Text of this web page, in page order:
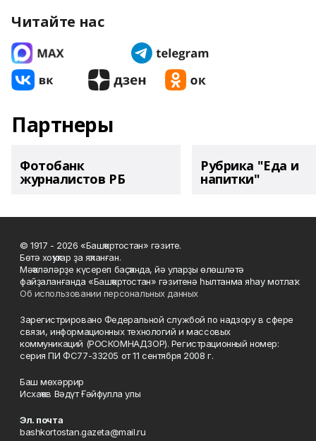
Читайте нас
Партнеры
Фотобанк
журналистов РБ
Рубрика "Еда и
напитки"
© 1917 - 2026 «Башҡортостан» гәзите.
Бөтә хоҡуҡтар ҙа яҡланған.
Мәҡәләләрҙе күсереп баҫҡанда, йә уларҙы өлөшләтә
файҙаланғанда «Башҡортостан» гәзитенә һылтанма яһау мотлаҡ.
Об использовании персональных данных
Зарегистрировано Федеральной службой по надзору в сфере
связи, информационных технологий и массовых
коммуникаций (РОСКОМНАДЗОР). Регистрационный номер:
серия ПИ ФС77-33205 от 11 сентября 2008 г.
Баш мөхәррир
Исхаҡов Вәдүт Ғәйфулла улы
Эл. почта
bashkortostan.gazeta@mail.ru